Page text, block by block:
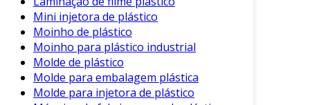
Durabilidade: O PET é resistente à
umidade e produtos químicos, o que
prolonga a vida útil dos produtos.
Custo-efetividade: A produção em larga
escala torna o PET uma opção econômica
Mini injetora de plástico
Moinho de plástico
Moinho para plástico industrial
Molde de plástico
Molde para embalagem plástica
Molde para injetora de plástico